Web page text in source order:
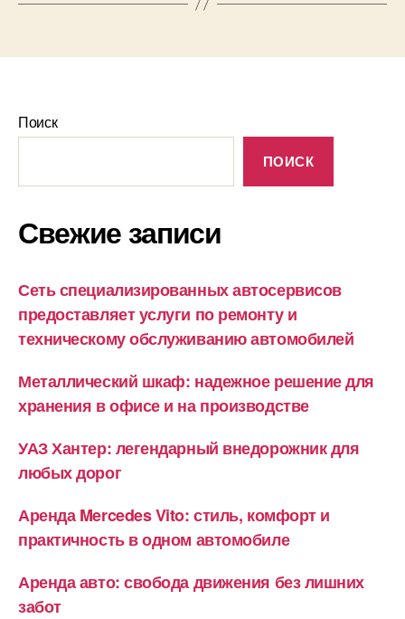
Поиск
ПОИСК
Свежие записи
Сеть специализированных автосервисов
предоставляет услуги по ремонту и
техническому обслуживанию автомобилей
Металлический шкаф: надежное решение для
хранения в офисе и на производстве
УАЗ Хантер: легендарный внедорожник для
любых дорог
Аренда Mercedes Vito: стиль, комфорт и
практичность в одном автомобиле
Аренда авто: свобода движения без лишних
забот